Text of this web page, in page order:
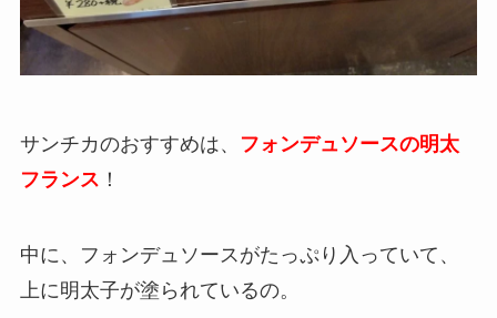
サンチカのおすすめは、
フォンデュソースの明太
フランス ！
中に、フォンデュソースがたっぷり入っていて、
上に明太子が塗られているの。